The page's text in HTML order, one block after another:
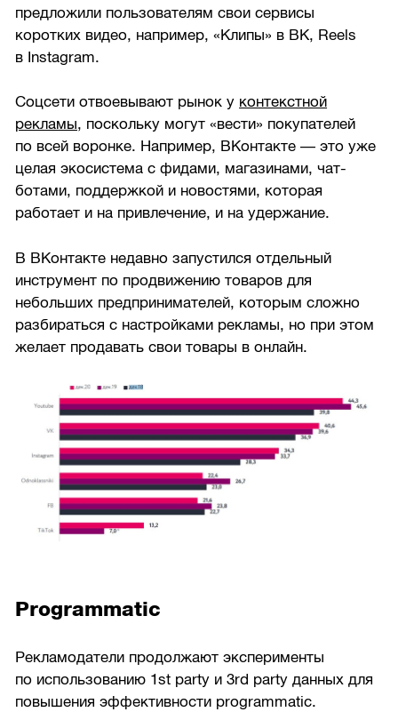
предложили пользователям свои сервисы
коротких видео, например, «Клипы» в ВК, Reels
в Instagram.
Соцсети отвоевывают рынок у контекстной
рекламы, поскольку могут «вести» покупателей
по всей воронке. Например, ВКонтакте — это уже
целая экосистема с фидами, магазинами, чат-
ботами, поддержкой и новостями, которая
работает и на привлечение, и на удержание.
В ВКонтакте недавно запустился отдельный
инструмент по продвижению товаров для
небольших предпринимателей, которым сложно
разбираться с настройками рекламы, но при этом
желает продавать свои товары в онлайн.
Programmatic
Рекламодатели продолжают эксперименты
по использованию 1st party и 3rd party данных для
повышения эффективности programmatic.